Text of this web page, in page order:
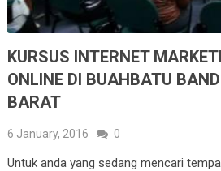
KURSUS INTERNET
ONLINE DI BUAHBATU
BARAT
6 January, 2016 0
Untuk anda yang sedang mencari